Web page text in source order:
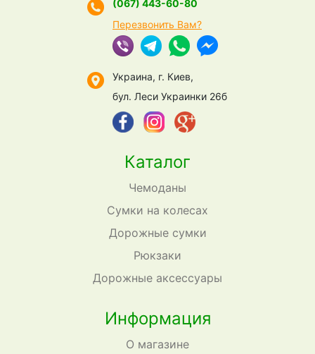
Каталог
Чемоданы
Сумки на колесах
Дорожные сумки
Рюкзаки
Дорожные аксессуары
Информация
О магазине
(067) 443-60-80
Перезвонить Вам?
Украина, г. Киев,
бул. Леси Украинки 26б